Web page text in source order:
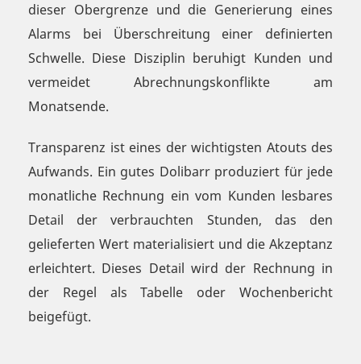
dieser Obergrenze und die Generierung eines
Alarms bei Überschreitung einer definierten
Schwelle. Diese Disziplin beruhigt Kunden und
vermeidet Abrechnungskonflikte am
Monatsende.
Transparenz ist eines der wichtigsten Atouts des
Aufwands. Ein gutes Dolibarr produziert für jede
monatliche Rechnung ein vom Kunden lesbares
Detail der verbrauchten Stunden, das den
gelieferten Wert materialisiert und die Akzeptanz
erleichtert. Dieses Detail wird der Rechnung in
der Regel als Tabelle oder Wochenbericht
beigefügt.